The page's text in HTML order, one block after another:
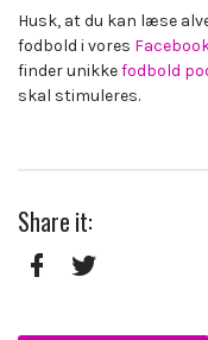
Husk, at du kan læse
fodbold i vores
finder unikkefodbold
skal stimuleres.
Share it: